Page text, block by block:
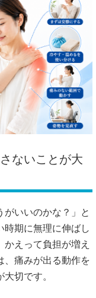
ないことが大
がいいのかな？」と
時期に無理に伸ばし
えって負担が増え
、痛みが出る動作を
切です。